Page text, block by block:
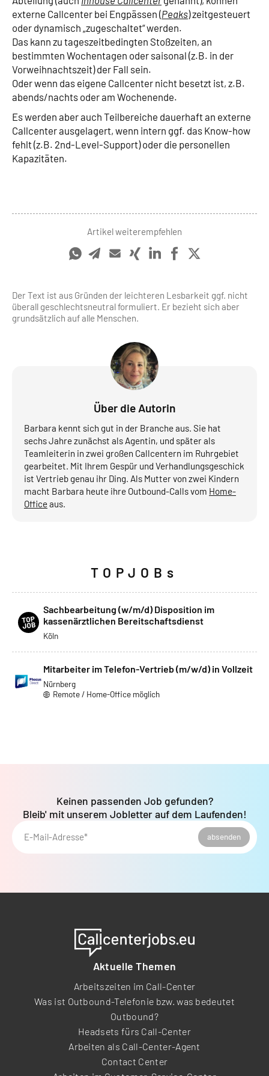
externe Callcenter bei Engpässen (Peaks) zeitgesteuert
oder dynamisch „zugeschaltet“ werden.
Das kann zu tageszeitbedingten Stoßzeiten, an
bestimmten Wochentagen oder saisonal (z.B. in der
Vorweihnachtszeit) der Fall sein.
Oder wenn das eigene Callcenter nicht besetzt ist, z.B.
abends/nachts oder am Wochenende.
Es werden aber auch Teilbereiche dauerhaft an externe
Callcenter ausgelagert, wenn intern ggf. das Know-how
fehlt (z.B. 2nd-Level-Support) oder die personellen
Kapazitäten.
Artikel weiterempfehlen
Der Text ist aus Gründen der leichteren Lesbarkeit ggf. nicht
überall geschlechts­neutral formuliert. Er bezieht sich aber
grundsätzlich auf alle Menschen.
Über die Autorin
Barbara kennt sich gut in der Branche aus. Sie hat
sechs Jahre zunächst als Agentin, und später als
Teamleiterin in zwei großen Callcentern im Ruhrgebiet
gearbeitet. Mit Ihrem Gespür und Verhandlungsgeschick
ist Vertrieb genau ihr Ding. Als Mutter von zwei Kindern
macht Barbara heute ihre Outbound-Calls vom Home-
Officeaus.
TOPJOBs
Sachbearbeitung (w/m/d) Disposition im
kassenärztlichen Bereitschaftsdienst
Köln
Mitarbeiter im Telefon-Vertrieb (m/w/d) in Vollzeit
Nürnberg
Remote / Home-Office möglich
E-Mail-Adresse* absenden
Keinen passenden Job gefunden?
Bleib' mit unserem Jobletter auf dem Laufenden!
Aktuelle Themen
Arbeitszeiten im Call-Center
Was ist Outbound-Telefonie bzw. was bedeutet
Outbound?
Headsets fürs Call-Center
Arbeiten als Call-Center-Agent
Contact Center